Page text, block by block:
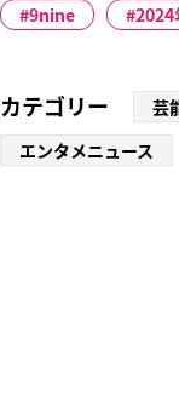
9nine
2024
カテゴリー 芸
エンタメニュース